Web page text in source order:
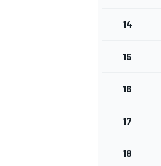
14
15
16
17
18